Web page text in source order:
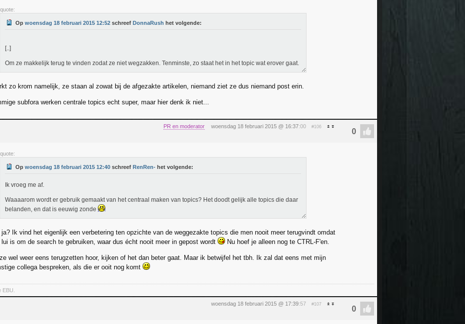
quote:
Op woensdag 18 februari 2015 12:52 schreef DonnaRush het volgende:
[..]
Om ze makkelijk terug te vinden zodat ze niet wegzakken. Tenminste, zo staat het in het topic wat erover gaat.
zo krom namelijk, ze staan al zowat bij de afgezakte artikelen, niemand ziet ze dus niemand post erin.
subfora werken centrale topics echt super, maar hier denk ik niet...
PR en moderator woensdag 18 februari 2015 @ 16:37:00 #106
quote:
Op woensdag 18 februari 2015 12:40 schreef RenRen- het volgende:
Ik vroeg me af.
Waaaarom wordt er gebruik gemaakt van het centraal maken van topics? Het doodt gelijk alle topics die daar
belanden, en dat is eeuwig zonde
Ik vind het eigenlijk een verbetering ten opzichte van de weggezakte topics die men nooit meer terugvindt omdat
is om de search te gebruiken, waar dus écht nooit meer in gepost wordt
Nu hoef je alleen nog te CTRL-F'en.
ze wel weer eens terugzetten hoor, kijken of het dan beter gaat. Maar ik betwijfel het tbh. Ik zal dat eens met mijn
collega bespreken, als die er ooit nog komt
EBU.
woensdag 18 februari 2015 @ 17:39:57 #107